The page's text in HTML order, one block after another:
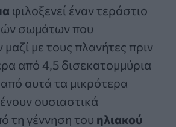
φιλοξενεί έναν τεράστιο
σωμάτων που
με τους πλανήτες πριν
από 4,5 δισεκατομμύρια
αυτά τα μικρότερα
ουσιαστικά
τη γέννηση του ηλιακού